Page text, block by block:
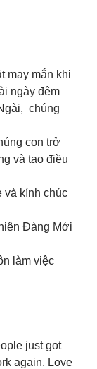
may mắn khi
ngày đêm
chúng
và kính chúc
làm việc
just got
again. Love